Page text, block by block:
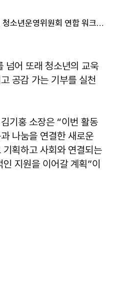
안양시청소년재단, 8개 시설 청소년운영위원회 연합 워크숍 마쳐
넘어 또래 청소년의 교욱
공감 가는 기부를 실천
김기홍 소장은 “이번 활동
나눔을 연결한 새로운
획하고 사회와 연결되는
지원을 이어갈 계획”이